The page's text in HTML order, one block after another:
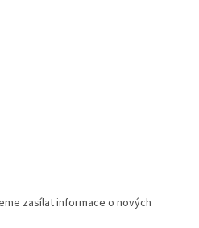
zasílat informace o nových